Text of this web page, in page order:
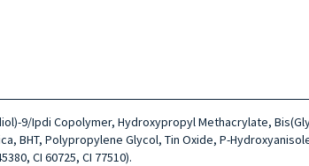
9/Ipdi Copolymer, Hydroxypropyl Methacrylate,
BHT, Polypropylene Glycol, Tin Oxide, P-
CI 60725, CI 77510).